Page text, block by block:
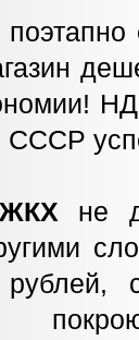
СССР
ЖКХ не